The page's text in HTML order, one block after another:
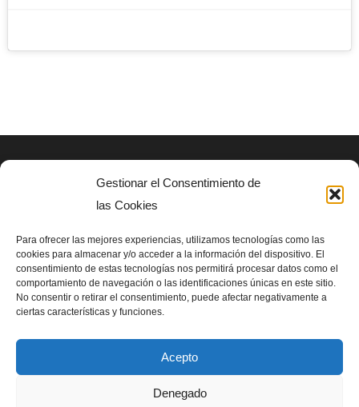
Gestionar el Consentimiento de
las Cookies
Para ofrecer las mejores experiencias, utilizamos tecnologías como las
cookies para almacenar y/o acceder a la información del dispositivo. El
consentimiento de estas tecnologías nos permitirá procesar datos como el
comportamiento de navegación o las identificaciones únicas en este sitio.
No consentir o retirar el consentimiento, puede afectar negativamente a
ciertas características y funciones.
Acepto
Denegado
AVISO LEGAL
SIGUENOS EN